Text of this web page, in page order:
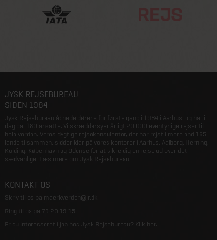
JYSK REJSEBUREAU
SIDEN 1984
Jysk Rejsebureau åbnede dørene for første gang i 1984 i Aarhus, og har i
dag ca. 180 ansatte. Vi skræddersyer årligt 20.000 eventyrlige rejser til
hele verden. Vores dygtige rejsekonsulenter, der har rejst i mere end 165
lande tilsammen, sidder klar på vores kontorer i Aarhus, Aalborg, Herning,
Kolding, København og Odense for at sikre dig en rejse ud over det
sædvanlige. Læs mere om Jysk Rejsebureau.
KONTAKT OS
Skriv til os på maerkverden@jr.dk
Ring til os på 70 20 19 15
Er du interesseret i job hos Jysk Rejsebureau? Klik her.